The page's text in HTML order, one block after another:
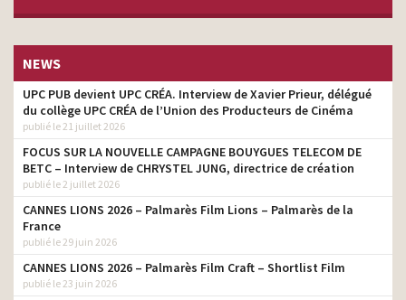
Recrutement
LICRA – Démasquons la
peur
Ibis Styles – Le
Lit’maginaire
étalonneur
Le Parfait – Le cadeau
NEWS
UPC PUB devient UPC CRÉA. Interview de Xavier Prieur, délégué
du collège UPC CRÉA de l’Union des Producteurs de Cinéma
publié le 21 juillet 2026
FOCUS SUR LA NOUVELLE CAMPAGNE BOUYGUES TELECOM DE
BETC – Interview de CHRYSTEL JUNG, directrice de création
publié le 2 juillet 2026
CANNES LIONS 2026 – Palmarès Film Lions – Palmarès de la
France
publié le 29 juin 2026
CANNES LIONS 2026 – Palmarès Film Craft – Shortlist Film
publié le 23 juin 2026